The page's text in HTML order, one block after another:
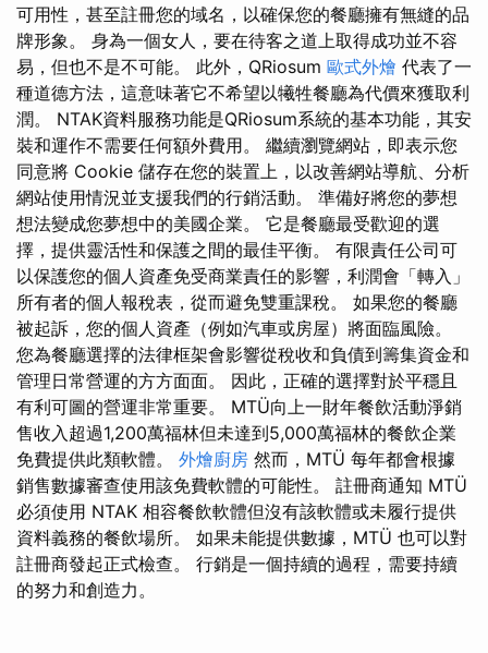
可用性，甚至註冊您的域名，以確保您的餐廳擁有無縫的品
牌形象。 身為一個女人，要在待客之道上取得成功並不容
易，但也不是不可能。 此外，QRiosum 歐式外燴 代表了一
種道德方法，這意味著它不希望以犧牲餐廳為代價來獲取利
潤。 NTAK資料服務功能是QRiosum系統的基本功能，其安
裝和運作不需要任何額外費用。 繼續瀏覽網站，即表示您
同意將 Cookie 儲存在您的裝置上，以改善網站導航、分析
網站使用情況並支援我們的行銷活動。 準備好將您的夢想
想法變成您夢想中的美國企業。 它是餐廳最受歡迎的選
擇，提供靈活性和保護之間的最佳平衡。 有限責任公司可
以保護您的個人資產免受商業責任的影響，利潤會「轉入」
所有者的個人報稅表，從而避免雙重課稅。 如果您的餐廳
被起訴，您的個人資產（例如汽車或房屋）將面臨風險。
您為餐廳選擇的法律框架會影響從稅收和負債到籌集資金和
管理日常營運的方方面面。 因此，正確的選擇對於平穩且
有利可圖的營運非常重要。 MTÜ向上一財年餐飲活動淨銷
售收入超過1,200萬福林但未達到5,000萬福林的餐飲企業
免費提供此類軟體。 外燴廚房 然而，MTÜ 每年都會根據
銷售數據審查使用該免費軟體的可能性。 註冊商通知 MTÜ
必須使用 NTAK 相容餐飲軟體但沒有該軟體或未履行提供
資料義務的餐飲場所。 如果未能提供數據，MTÜ 也可以對
註冊商發起正式檢查。 行銷是一個持續的過程，需要持續
的努力和創造力。